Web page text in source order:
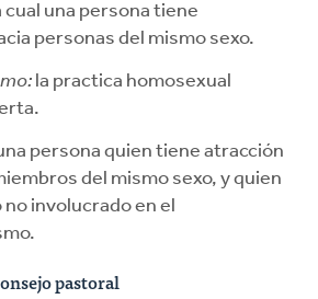
cual una persona tiene
personas del mismo sexo.
la practica homosexual
persona quien tiene atracción
del mismo sexo, y quien
involucrado en el
pastoral